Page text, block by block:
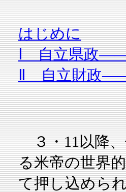
はじめに
Ⅰ 自立県政――
Ⅱ 自立財政
３・11以降、
る米帝の世界
て押し込めら